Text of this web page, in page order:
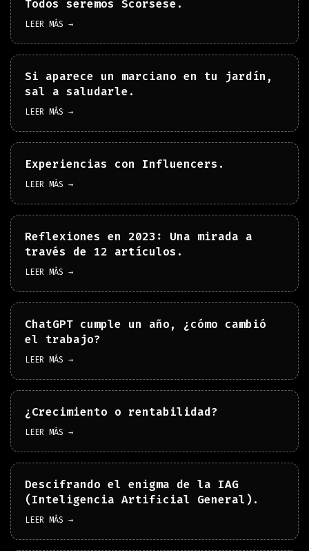
Todos seremos Scorsese.
LEER MÁS →
Si aparece un marciano en tu jardín,
sal a saludarle.
LEER MÁS →
Experiencias con Influencers.
LEER MÁS →
Reflexiones en 2023: Una mirada a
través de 12 artículos.
LEER MÁS →
ChatGPT cumple un año, ¿cómo cambió
el trabajo?
LEER MÁS →
¿Crecimiento o rentabilidad?
LEER MÁS →
Descifrando el enigma de la IAG
(Inteligencia Artificial General).
LEER MÁS →